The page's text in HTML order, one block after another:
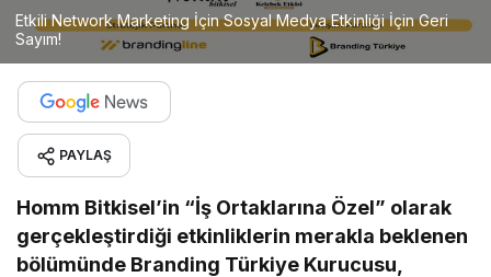
Etkili Network Marketing İçin Sosyal Medya Etkinliği İçin Geri
Sayım!
PAYLAŞ
Homm Bitkisel’in “İş Ortaklarına Özel” olarak
gerçekleştirdiği etkinliklerin merakla beklenen
bölümünde Branding Türkiye Kurucusu,